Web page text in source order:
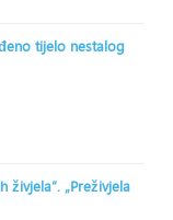
tijelo nestalog
živjela“. „Preživjela